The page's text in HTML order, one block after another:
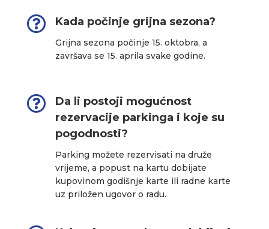
 Kada počinje grijna sezona?
Grijna sezona počinje 15. oktobra, a
završava se 15. aprila svake godine.

Da li postoji mogućnost
rezervacije parkinga i koje su
pogodnosti?
Parking možete rezervisati na druže
vrijeme, a popust na kartu dobijate
kupovinom godišnje karte ili radne karte
uz priložen ugovor o radu.